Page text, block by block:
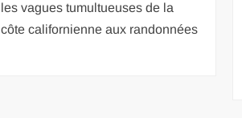
les vagues tumultueuses de la
côte californienne aux randonnées